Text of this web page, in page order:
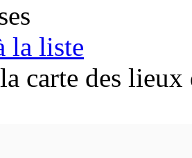
la liste
carte des